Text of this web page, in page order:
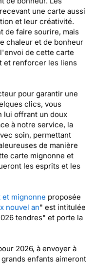
une carte aussi
et leur créativité.
de faire sourire, mais
chaleur et de bonheur
de cette carte
et renforcer les liens
pour garantir une
clics, vous
lui offrant un doux
à notre service, la
soin, permettant
de manière
carte mignonne et
les esprits et les
mignonne proposée
nouvel an" est intitulée
tendres" et porte la
2026, à envoyer à
enfants aimeront